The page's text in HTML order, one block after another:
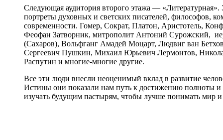
Следующая аудитория второго этажа —
портреты духовных и светских писателей, философов,
современности. Гомер, Сократ, Платон, Аристотель,
Феофан Затворник, митрополит Антоний Сурожский,
(Сахаров), Вольфганг Амадей Моцарт, Людвиг ван
Сергеевич Пушкин, Михаил Юрьевич Лермонтов,
Распутин и многие-многие другие.
Все эти люди внесли неоценимый вклад в развитие
Истины они показали нам путь к достижению полноты
изучать будущим пастырям, чтобы лучше понимать мир